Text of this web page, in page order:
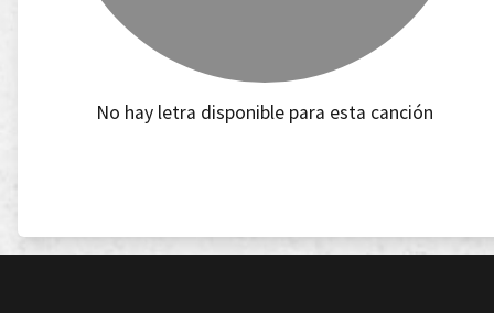
No hay letra disponible para esta canción